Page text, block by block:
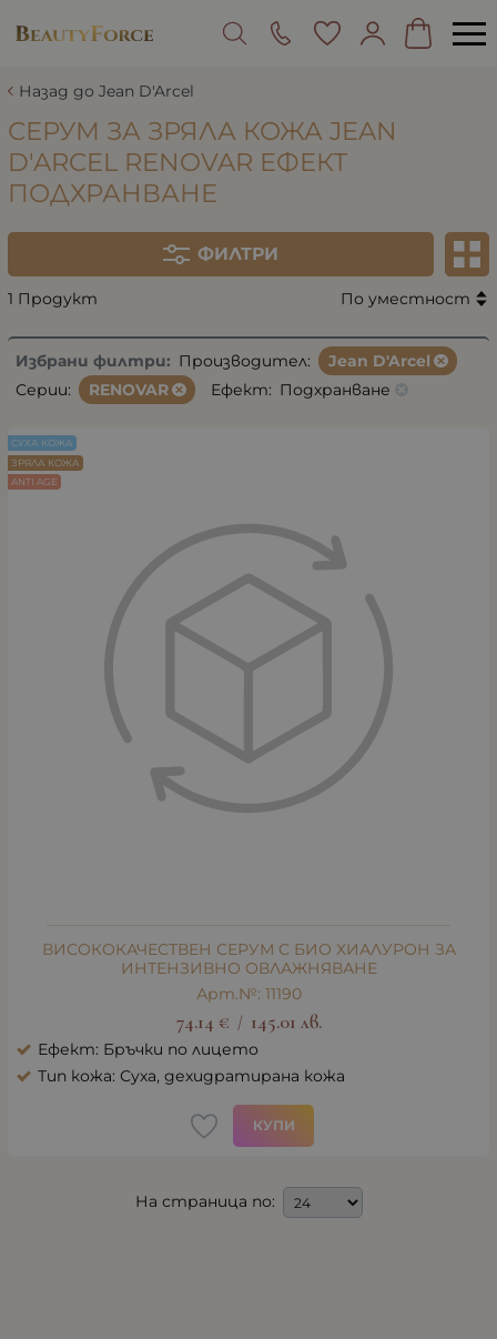
Назад до Jean D'Arcel
СЕРУМ ЗА ЗРЯЛА КОЖА JEAN
D'ARCEL RENOVAR ЕФЕКТ
ПОДХРАНВАНЕ
ФИЛТРИ
1 Продукт По уместност
Избрани филтри: Производител:
Jean D'Arcel
Серии:
RENOVAR Ефект: Подхранване
ВИСОКОКАЧЕСТВЕН СЕРУМ С БИО ХИАЛУРОН ЗА
ИНТЕНЗИВНО ОВЛАЖНЯВАНЕ
Арт.№: 11190
74.14 € / 145.01 лв.
Ефект: Бръчки по лицето
Тип кожа: Суха, дехидратирана кожа
КУПИ
СУХА КОЖА
ЗРЯЛА КОЖА
ANTI AGE
На страница по: